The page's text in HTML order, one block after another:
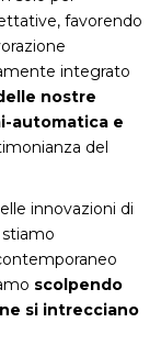
favorendo
integrato
nostre
automatica e
del
innovazioni di
scolpendo
si intrecciano